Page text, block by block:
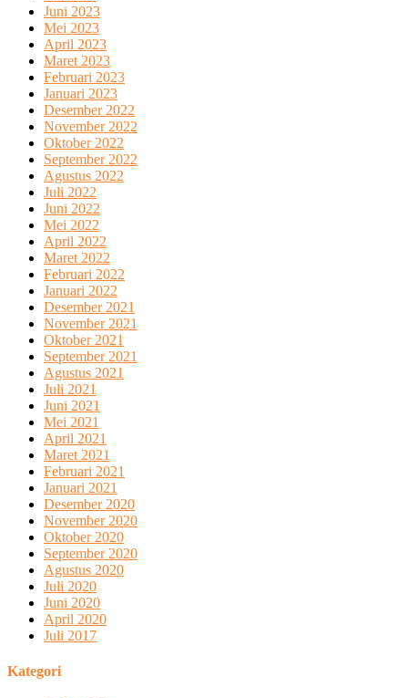
Juni 2023
Mei 2023
April 2023
Maret 2023
Februari 2023
Januari 2023
Desember 2022
November 2022
Oktober 2022
September 2022
Agustus 2022
Juli 2022
Juni 2022
Mei 2022
April 2022
Maret 2022
Februari 2022
Januari 2022
Desember 2021
November 2021
Oktober 2021
September 2021
Agustus 2021
Juli 2021
Juni 2021
Mei 2021
April 2021
Maret 2021
Februari 2021
Januari 2021
Desember 2020
November 2020
Oktober 2020
September 2020
Agustus 2020
Juli 2020
Juni 2020
April 2020
Juli 2017
Kategori